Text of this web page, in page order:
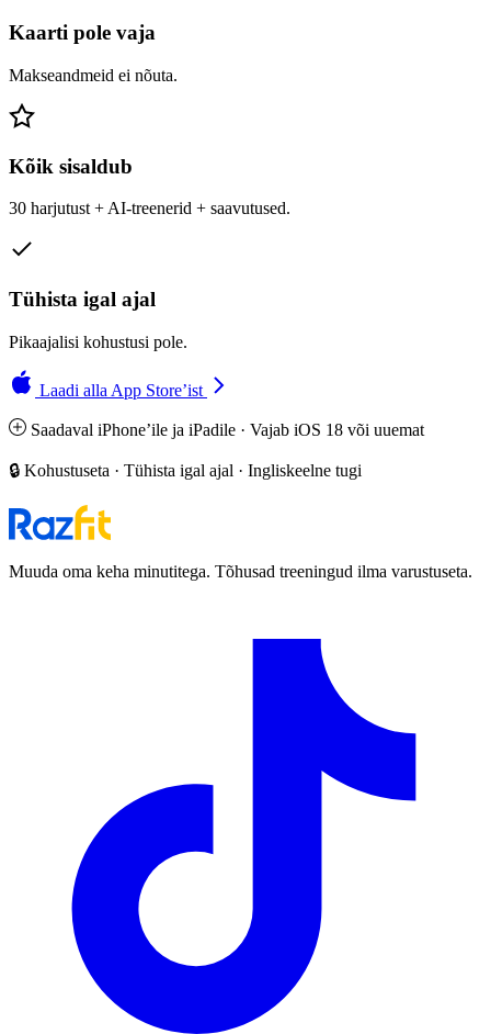
Kaarti pole vaja
Makseandmeid ei nõuta.
Kõik sisaldub
30 harjutust + AI-treenerid + saavutused.
Tühista igal ajal
Pikaajalisi kohustusi pole.
Laadi alla App Store’ist
Saadaval iPhone’ile ja iPadile · Vajab iOS 18 või uuemat
🔒 Kohustuseta · Tühista igal ajal · Ingliskeelne tugi
Muuda oma keha minutitega. Tõhusad treeningud ilma varustuseta.